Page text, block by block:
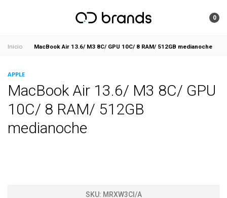
0
Inicio MacBook Air 13.6/ M3 8C/ GPU 10C/ 8 RAM/ 512GB medianoche
APPLE
MacBook Air 13.6/ M3 8C/ GPU
10C/ 8 RAM/ 512GB
medianoche
SKU: MRXW3CI/A